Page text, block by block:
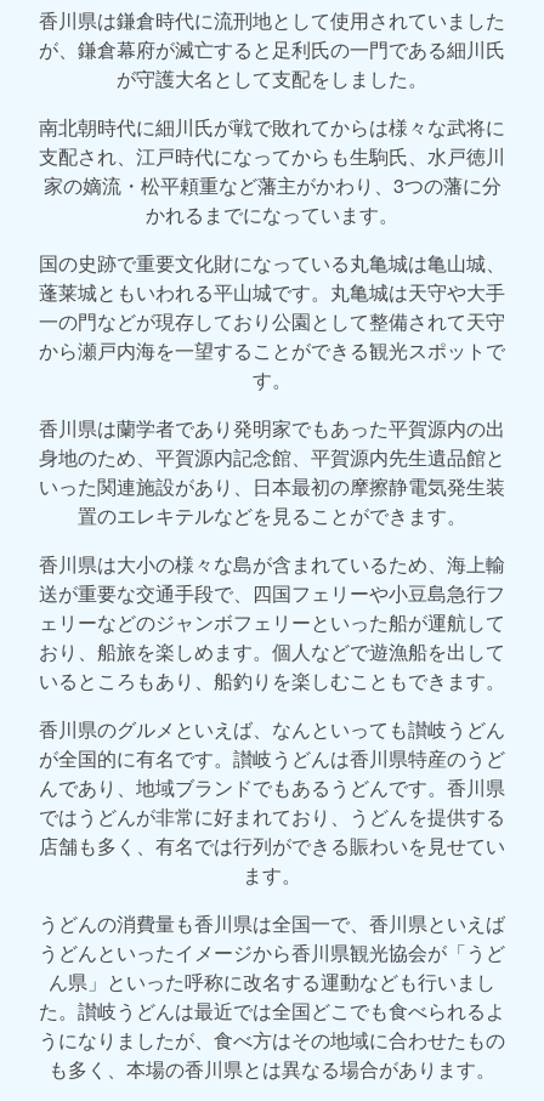
香川県は鎌倉時代に流刑地として使用されていました
が、鎌倉幕府が滅亡すると足利氏の一門である細川氏
が守護大名として支配をしました。
南北朝時代に細川氏が戦で敗れてからは様々な武将に
支配され、江戸時代になってからも生駒氏、水戸徳川
家の嫡流・松平頼重など藩主がかわり、3つの藩に分
かれるまでになっています。
国の史跡で重要文化財になっている丸亀城は亀山城、
蓬莱城ともいわれる平山城です。丸亀城は天守や大手
一の門などが現存しており公園として整備されて天守
から瀬戸内海を一望することができる観光スポットで
す。
香川県は蘭学者であり発明家でもあった平賀源内の出
身地のため、平賀源内記念館、平賀源内先生遺品館と
いった関連施設があり、日本最初の摩擦静電気発生装
置のエレキテルなどを見ることができます。
香川県は大小の様々な島が含まれているため、海上輸
送が重要な交通手段で、四国フェリーや小豆島急行フ
ェリーなどのジャンボフェリーといった船が運航して
おり、船旅を楽しめます。個人などで遊漁船を出して
いるところもあり、船釣りを楽しむこともできます。
香川県のグルメといえば、なんといっても讃岐うどん
が全国的に有名です。讃岐うどんは香川県特産のうど
んであり、地域ブランドでもあるうどんです。香川県
ではうどんが非常に好まれており、うどんを提供する
店舗も多く、有名では行列ができる賑わいを見せてい
ます。
うどんの消費量も香川県は全国一で、香川県といえば
うどんといったイメージから香川県観光協会が「うど
ん県」といった呼称に改名する運動なども行いまし
た。讃岐うどんは最近では全国どこでも食べられるよ
うになりましたが、食べ方はその地域に合わせたもの
も多く、本場の香川県とは異なる場合があります。